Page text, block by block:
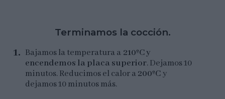
Terminamos la cocción.
Bajamos la temperatura a 210ºC y
encendemos la placa superior. Dejamos 10
minutos. Reducimos el calor a200ºCy
dejamos 10 minutos más.